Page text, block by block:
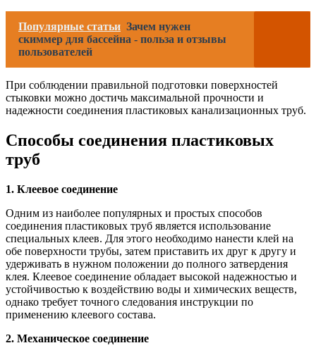
Популярные статьи Зачем нужен
скиммер для бассейна - польза и отзывы
пользователей
При соблюдении правильной подготовки поверхностей
стыковки можно достичь максимальной прочности и
надежности соединения пластиковых канализационных труб.
Способы соединения пластиковых
труб
1. Клеевое соединение
Одним из наиболее популярных и простых способов
соединения пластиковых труб является использование
специальных клеев. Для этого необходимо нанести клей на
обе поверхности трубы, затем приставить их друг к другу и
удерживать в нужном положении до полного затвердения
клея. Клеевое соединение обладает высокой надежностью и
устойчивостью к воздействию воды и химических веществ,
однако требует точного следования инструкции по
применению клеевого состава.
2. Механическое соединение